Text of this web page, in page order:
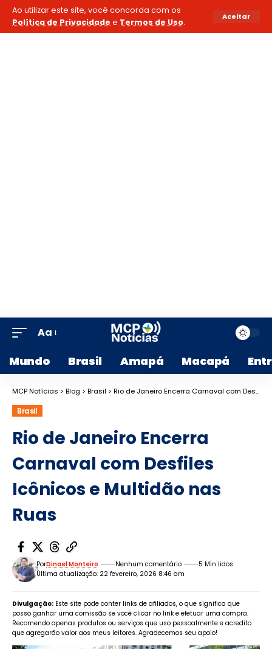
Ao utilizar este site, você concorda com os
Política de Privacidade e Termos de Uso.
Aceitar
Aa
Mundo Brasil Amapá Macapá
MCP Notícias > Blog > Brasil > Rio de Janeiro Encerra Carnaval com Desfiles Icônicos e Multidão nas Ruas
Brasil
Rio de Janeiro Encerra
Carnaval com Desfiles
Icônicos e Multidão nas
Ruas
Última atualização: 22 fevereiro, 2026 8:46 am
PorDinael Monteiro Nenhum comentário 5 Min lidos
Divulgação: Este site pode conter links de afiliados, o que significa que
posso ganhar uma comissão se você clicar no link e efetuar uma compra.
Recomendo apenas produtos ou serviços que uso pessoalmente e acredito
que agregarão valor aos meus leitores. Agradecemos seu apoio!